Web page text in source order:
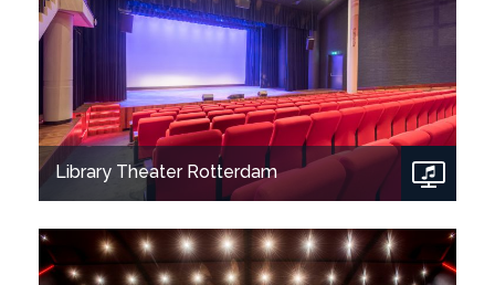
Show project
Library Theater Rotterdam